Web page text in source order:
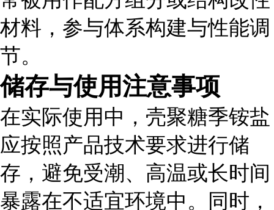
材料，参与体系构建与性能调
节。
储存与使用注意事项
在实际使用中，壳聚糖季铵盐
应按照产品技术要求进行储
存，避免受潮、高温或长时间
暴露在不适宜环境中。同时，